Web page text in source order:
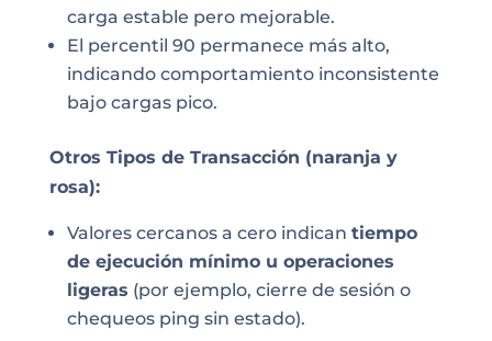
carga estable pero mejorable.
El percentil 90 permanece más alto,
indicando comportamiento inconsistente
bajo cargas pico.
Otros Tipos de Transacción (naranja y
rosa):
Valores cercanos a cero indican tiempo
de ejecución mínimo u operaciones
ligeras (por ejemplo, cierre de sesión o
chequeos ping sin estado).